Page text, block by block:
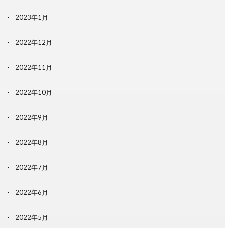
2023年1月
2022年12月
2022年11月
2022年10月
2022年9月
2022年8月
2022年7月
2022年6月
2022年5月